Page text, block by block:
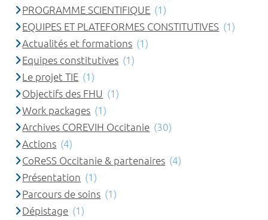
PROGRAMME SCIENTIFIQUE (1)
EQUIPES ET PLATEFORMES CONSTITUTIVES (1)
Actualités et formations (1)
Equipes constitutives (1)
Le projet TIE (1)
Objectifs des FHU (1)
Work packages (1)
Archives COREVIH Occitanie (30)
Actions (4)
CoReSS Occitanie & partenaires (4)
Présentation (1)
Parcours de soins (1)
Dépistage (1)